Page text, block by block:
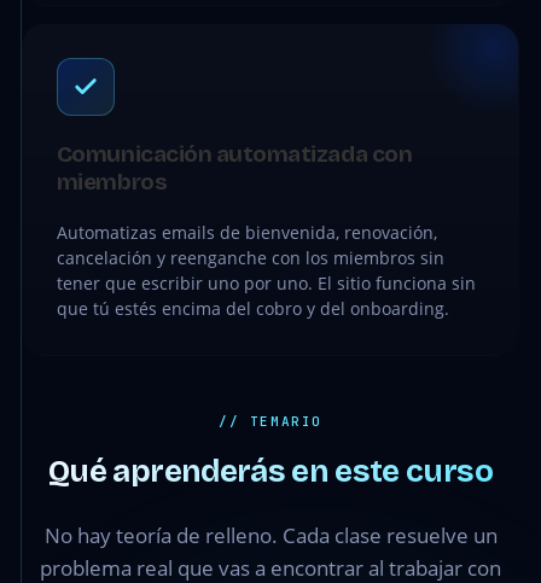
Comunicación automatizada con
miembros
Automatizas emails de bienvenida, renovación,
cancelación y reenganche con los miembros sin
tener que escribir uno por uno. El sitio funciona sin
que tú estés encima del cobro y del onboarding.
// TEMARIO
Qué aprenderás en este curso
No hay teoría de relleno. Cada clase resuelve un
problema real que vas a encontrar al trabajar con